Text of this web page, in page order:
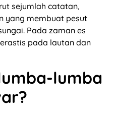
sejumlah catatan,
yang membuat pesut
Pada zaman es
pada lautan dan
lumba